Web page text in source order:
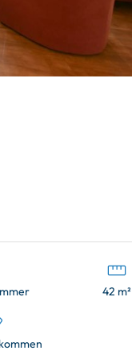
42 m²